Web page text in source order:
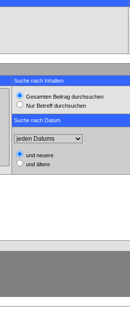
Suche nach Inhalten
Gesamten Beitrag durchsuchen
Nur Betreff durchsuchen
Suche nach Datum
und neuere
und ältere